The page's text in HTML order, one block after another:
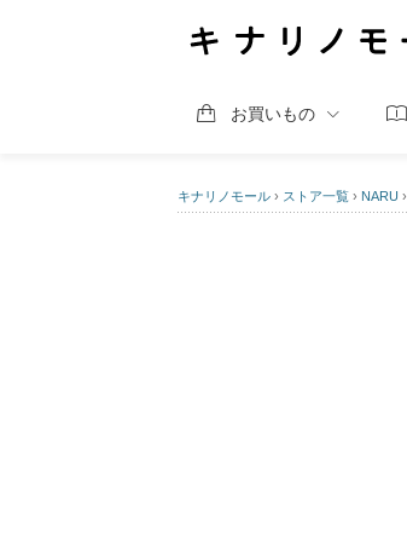
お買いもの
キナリノモール › ストア一覧 › NARU ›